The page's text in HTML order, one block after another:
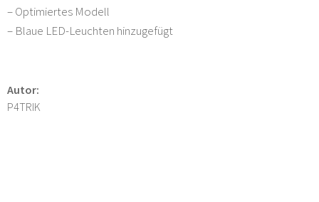
– Optimiertes Modell
– Blaue LED-Leuchten hinzugefügt
Autor:
P4TRIK